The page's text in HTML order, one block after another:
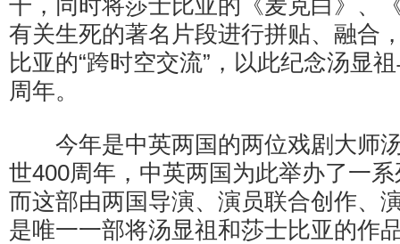
干，同时将莎士比亚的《麦克白》、
有关生死的著名片段进行拼贴、融合
比亚的“跨时空交流”，以此纪念汤显
周年。
今年是中英两国的两位戏剧大师
世400周年，中英两国为此举办了一
而这部由两国导演、演员联合创作、
是唯一一部将汤显祖和莎士比亚的作